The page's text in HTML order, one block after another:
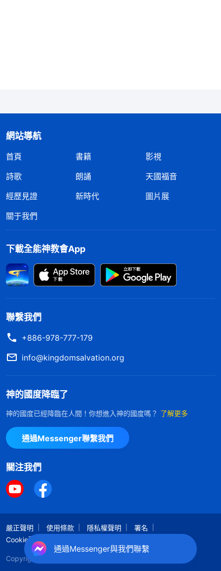
網站導航
首頁 書籍
影視
詩歌
朗誦
天國福音
經歷見證
新時代
圖片展
關于我們
下載全能神教會App
聯繫我們
+886-978-777-179
info@kingdomsalvation.org
神的國度降臨了
神的國度已經降臨在人間！你想進入神的國度嗎？ 了解更多
通過Messenger聯繫我們
關注我們
嚴正聲明 使用條款 隱私權聲明
署名
Cookie聲明
Copyright © 2026
通過Messenger與我們聯繫